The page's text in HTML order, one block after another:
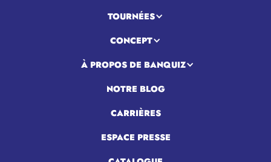
TOURNÉES
CONCEPT
À PROPOS DE BANQUIZ
NOTRE BLOG
CARRIÈRES
ESPACE PRESSE